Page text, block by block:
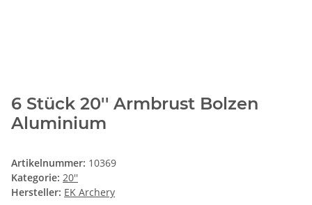
6 Stück 20'' Armbrust Bolzen
Aluminium
Artikelnummer: 10369
Kategorie: 20''
Hersteller: EK Archery